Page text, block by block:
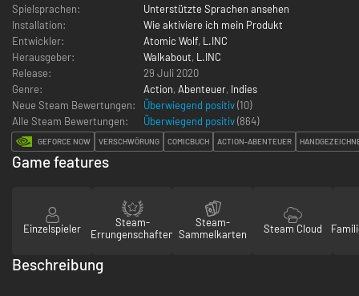
Spielsprachen:
Unterstützte Sprachen ansehen
Installation:
Wie aktiviere ich mein Produkt
Entwickler:
Atomic Wolf, L.INC
Herausgeber:
Walkabout, L.INC
Release:
29 Juli 2020
Genre:
Action, Abenteuer, Indies
Neue Steam Bewertungen:
Überwiegend positiv(10)
Alle Steam Bewertungen:
Überwiegend positiv(864)
GEFORCE NOW VERSCHWÖRUNG COMICBUCH ACTION-ABENTEUER
Game features
Einzelspieler
Steam-
Errungenschaften
Steam-
Sammelkarten
Steam Cloud
Beschreibung